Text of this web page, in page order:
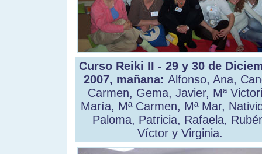
Curso Reiki II - 29 y 30 de
2007, mañana: Alfonso, Ana,
Carmen, Gema, Javier, Mª
María, Mª Carmen, Mª Mar,
Paloma, Patricia, Rafaela,
Víctor y Virginia.